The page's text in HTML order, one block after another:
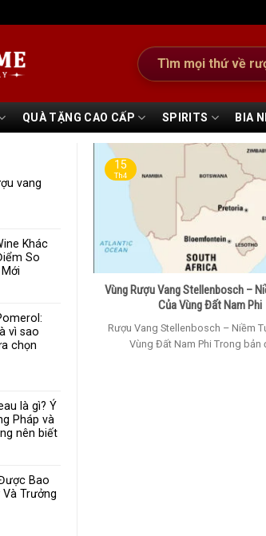
Tìm
kiếm:
QUÀ TẶNG CAO CẤP SPIRITS BIA
vang
Khác
So
vì sao
chọn
là gì? Ý
Pháp và
nên biết
Bao
Và Trưởng
Vùng Rượu Vang Stellenbosch –
Của Vùng Đất Nam Phi
Rượu Vang Stellenbosch – Niềm
Vùng Đất Nam Phi Trong bản
15
Th4